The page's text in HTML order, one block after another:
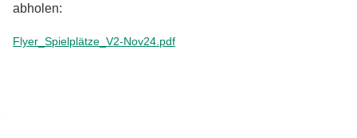
abholen:
Flyer_Spielplätze_V2-Nov24.pdf